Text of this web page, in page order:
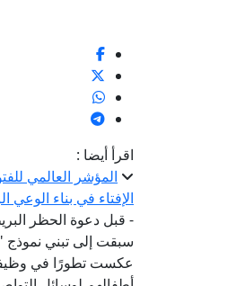
اقرأ أيضا :
المؤشر العالمي
الإفتاء في بناء الوعي
- قبل دعوة الحظر
عكست تطورًا في وظيفة